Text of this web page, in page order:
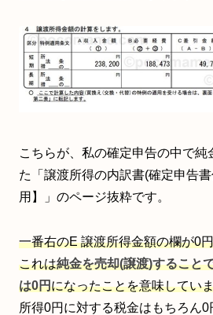
こちらが、私の確定申告の中で純
た「譲渡所得の内訳書(確定申告
用】」のページ抜粋です。
一番右のE 譲渡所得金額の欄が0
これは純金を売却(譲渡)すること
は0円になったことを意味してい
所得0円に対する税金はもちろん0